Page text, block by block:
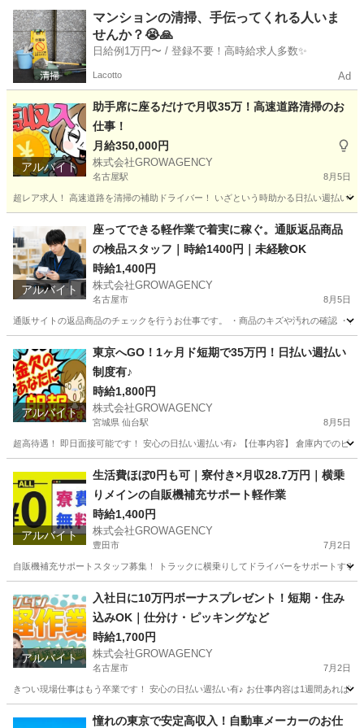
愛知 名古屋市 イベントスタッフ ライブ
マンションの清掃、手伝ってくれる人いま
せんか？😭🙏
日給例1万円〜 / 登録不要！高時給求人多数✨
Lacotto Ad
アルバイト
助手席に座るだけで月収35万！高速道路清掃のお
仕事！
月給350,000円
株式会社GROWAGENCY
名古屋駅 8月5日
超レア求人！ 高速道路を清掃の補助ドライバー！ いざという時助かる日払い週払い
名古屋駅 その他 助手席
アルバイト
座ってできる軽作業で着実に稼ぐ。通販返品商品
の検品スタッフ｜時給1400円｜未経験OK
時給1,400円
株式会社GROWAGENCY
名古屋市 8月5日
通販サイトの返品商品のチェックを行うお仕事です。 ・商品のキズや汚れの確認 ・
通販
アルバイト
東京へGO！1ヶ月ド短期で35万円！日払い週払い
制度有♪
時給1,800円
株式会社GROWAGENCY
宮城県 仙台駅 8月5日
超高待遇！ 即日面接可能です！ 安心の日払い週払い有♪ 【仕事内容】 倉庫内でのピ
仙台駅 軽作業 時給
アルバイト
生活費ほぼ0円も可｜寮付き×月収28.7万円｜横乗
りメインの自販機補充サポート軽作業
時給1,400円
株式会社GROWAGENCY
豊田市 7月2日
自販機補充サポートスタッフ募集！ トラックに横乗りしてドライバーをサポートす
配送 スタッフ
アルバイト
入社日に10万円ボーナスプレゼント！短期・住み
込みOK｜仕分け・ピッキングなど
時給1,700円
株式会社GROWAGENCY
名古屋市 7月2日
きつい現場仕事はもう卒業です！ 安心の日払い週払い有♪ お仕事内容は1週間あれば
仕分け 住み込み
憧れの東京で安定高収入！自動車メーカーのお仕